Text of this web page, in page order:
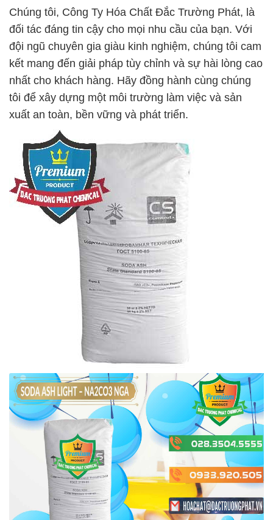
Chúng tôi, Công Ty Hóa Chất Đắc Trường Phát, là
đối tác đáng tin cậy cho mọi nhu cầu của bạn. Với
đội ngũ chuyên gia giàu kinh nghiệm, chúng tôi cam
kết mang đến giải pháp tùy chỉnh và sự hài lòng cao
nhất cho khách hàng. Hãy đồng hành cùng chúng
tôi để xây dựng một môi trường làm việc và sản
xuất an toàn, bền vững và phát triển.